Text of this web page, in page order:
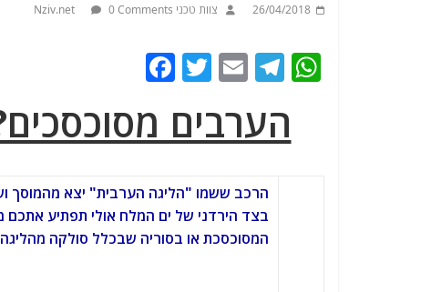
26/04/2018 צוות טכני Nziv.net 0 Comments
W
at
s
T
e
g
ra
m
E
ai
l
T
itt
er
c
e
b
o
o
הערבים
הרכב ששמו "הליגה הערבית" יצא מהמוסך
בצד הירדני של ים המלח אולי תפתיע
המסוכסכת או בסוריה שבכלל סולקה